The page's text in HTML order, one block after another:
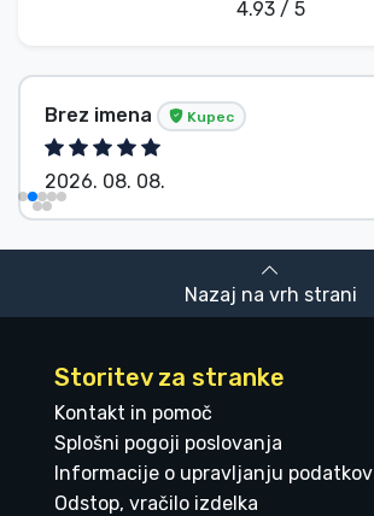
4.93 / 5
Brez imena Kupec
2026. 08. 08.
Nazaj na vrh strani
Storitev za stranke
Kontakt in pomoč
Splošni pogoji poslovanja
Informacije o upravljanju podatkov
Odstop, vračilo izdelka